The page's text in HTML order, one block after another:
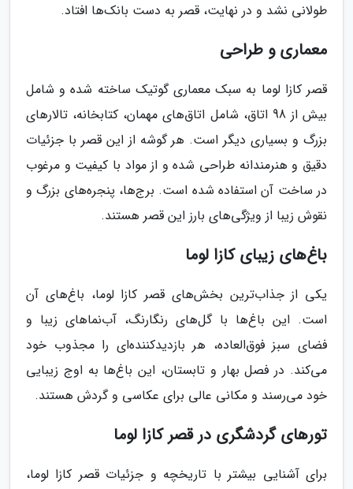
طولانی نشد و در نهایت، قصر به دست بانک‌ها افتاد.
معماری و طراحی
قصر کازا لوما به سبک معماری گوتیک ساخته شده و شامل
بیش از 98 اتاق، شامل اتاق‌های مهمان، کتابخانه، تالارهای
بزرگ و بسیاری دیگر است. هر گوشه از این قصر با جزئیات
دقیق و هنرمندانه طراحی شده و از مواد با کیفیت و مرغوب
در ساخت آن استفاده شده است. برج‌ها، پنجره‌های بزرگ و
نقوش زیبا از ویژگی‌های بارز این قصر هستند.
باغ‌های زیبای کازا لوما
یکی از جذاب‌ترین بخش‌های قصر کازا لوما، باغ‌های آن
است. این باغ‌ها با گل‌های رنگارنگ، آب‌نماهای زیبا و
فضای سبز فوق‌العاده، هر بازدیدکننده‌ای را مجذوب خود
می‌کند. در فصل بهار و تابستان، این باغ‌ها به اوج زیبایی
خود می‌رسند و مکانی عالی برای عکاسی و گردش هستند.
تورهای گردشگری در قصر کازا لوما
برای آشنایی بیشتر با تاریخچه و جزئیات قصر کازا لوما،